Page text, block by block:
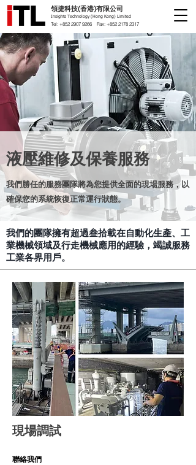
領捷科技(香港)有限公司
Insights Technology (Hong Kong) Limited
iTL Tel: +852 2907 9266 Fax: +852 2178 2317
液壓維修及保養服務
我們勝任的服務團隊將為您提供全面的現場服務，以
確保您的系統恢復正常運行狀態。
我們的團隊擁有超過叁拾載在自動化生產、工
業機械領域及行走機械應用的經驗，竭誠服務
工業各界用戶。
現場調試
聯絡我們